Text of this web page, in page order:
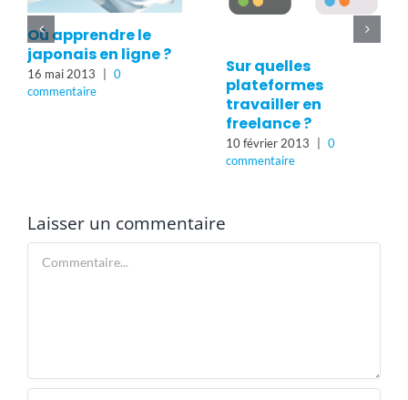
Où apprendre le
japonais en ligne ?
16 mai 2013
0
commentaire
Sur quelles
plateformes
travailler en
freelance ?
10 février 2013
0
commentaire
Laisser un commentaire
Commentaire